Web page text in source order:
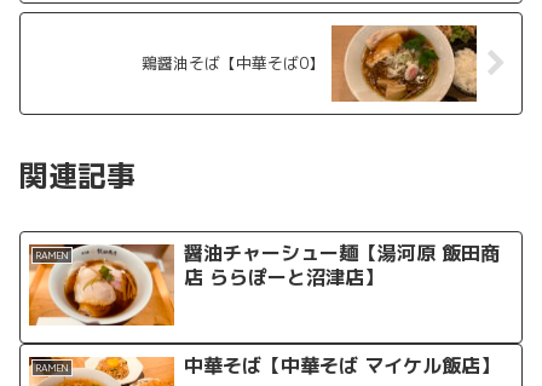
鶏醤油そば【中華そば0】
関連記事
RAMEN
醤油チャーシュー麺【湯河原 飯田商
店 ららぽーと沼津店】
RAMEN 中華そば【中華そば マイケル飯店】